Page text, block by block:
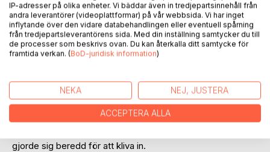
Dörren öppnas och hon ser en utav teknikerna komma ut.
Det är grisigt Maria, sa Tjorven efter han höjt handen i en
hälsning mot henne.
Jaså, är det så illa?
Ja, sa han med en suck. Det är ett par, bägge är
har hänt där inne sa han och satte sig i sin bil.
Maria kände hur hon fick en rysning genom kroppen
samtidigt som hon fick en bild framför sig av de bägge
offren.
gjorde sig beredd för att kliva in.
IP-adresser på olika enheter. Vi bäddar även in tredjepartsinnehåll från
andra leverantörer (videoplattformar) på vår webbsida. Vi har inget
inflytande över den vidare databehandlingen eller eventuell spårning
från tredjepartsleverantörens sida. Med din inställning samtycker du till
de processer som beskrivs ovan. Du kan återkalla ditt samtycke för
framtida verkan. (BoD-juridisk information)
NEKA NEJ, JUSTERA
ACCEPTERA ALLA